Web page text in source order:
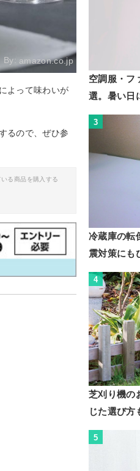
By: amazon.co.jp
よって味わいが
るので、ぜひ参
る商品を購入する
空調服・フ
選。暑い日
3
冷蔵庫の転
震対策にも
4
芝刈り機の
じた選び方
5